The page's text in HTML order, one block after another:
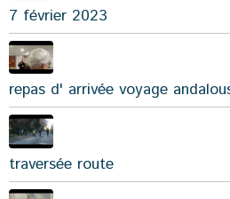
7 février 2023
repas d' arrivée voyage
traversée route